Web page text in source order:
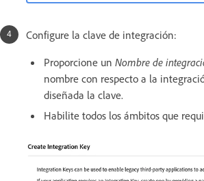
Configure la clave de integración:
Proporcione un Nombre de
nombre con respecto a la
diseñada la clave.
Habilite todos los ámbitos que